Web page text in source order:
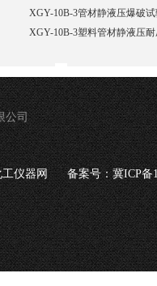
XGY-10B-3管材静液压爆破
XGY-10B-3塑料管材静液压
公司
工仪器网 备案号：冀ICP备